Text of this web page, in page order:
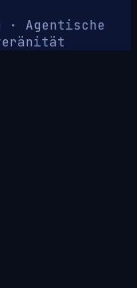
Agentische